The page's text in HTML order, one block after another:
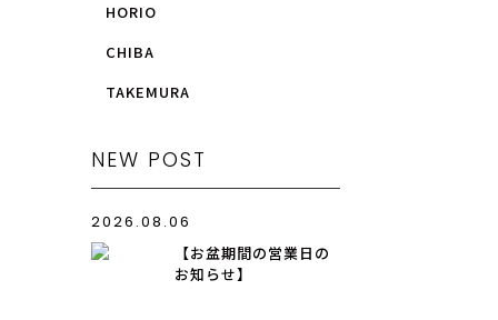
HORIO
CHIBA
TAKEMURA
NEW POST
2026.08.06
【お盆期間の営業日の
お知らせ】